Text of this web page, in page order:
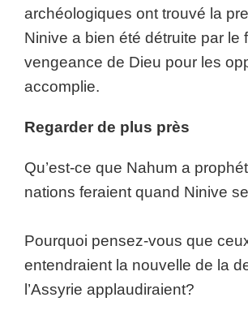
archéologiques ont trouvé la
Ninive a bien été détruite par le
vengeance de Dieu pour les
accomplie.
Regarder de plus près
Qu’est-ce que Nahum a
nations feraient quand Ninive
Pourquoi pensez-vous que
entendraient la nouvelle de la
l’Assyrie applaudiraient?